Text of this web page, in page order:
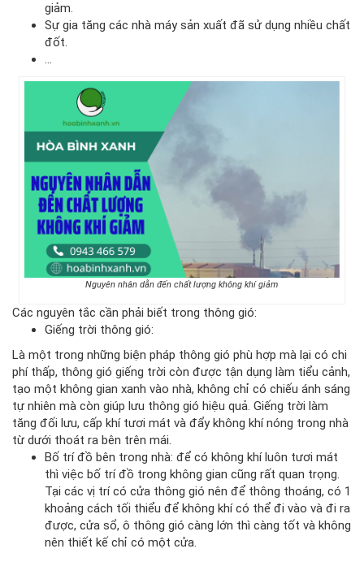
giảm.
Sự gia tăng các nhà máy sản xuất đã sử dụng nhiều chất
đốt.
…
Nguyên nhân dẫn đến chất lượng không khí giảm
Các nguyên tắc cần phải biết trong thông gió:
Giếng trời thông gió:
Là một trong những biện pháp thông gió phù hợp mà lại có chi
phí thấp, thông gió giếng trời còn được tận dụng làm tiểu cảnh,
tạo một không gian xanh vào nhà, không chỉ có chiếu ánh sáng
tự nhiên mà còn giúp lưu thông gió hiệu quả. Giếng trời làm
tăng đối lưu, cấp khí tươi mát và đẩy không khí nóng trong nhà
từ dưới thoát ra bên trên mái.
Bố trí đồ bên trong nhà: để có không khí luôn tươi mát
thì việc bố trí đồ trong không gian cũng rất quan trọng.
Tại các vị trí có cửa thông gió nên để thông thoáng, có 1
khoảng cách tối thiểu để không khí có thể đi vào và đi ra
được, cửa sổ, ô thông gió càng lớn thì càng tốt và không
nên thiết kế chỉ có một cửa.